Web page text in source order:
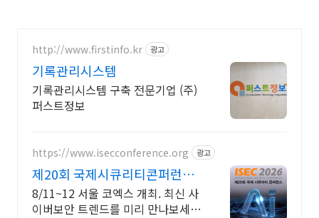
http://www.firstinfo.kr 광고
기록관리시스템
기록관리시스템 구축 전문기업 (주)
퍼스트정보
https://www.isecconference.org 광고
제20회 국제시큐리티콘퍼런스
ISEC 2026
8/11~12 서울 코엑스 개최. 최신 사
이버보안 트렌드를 미리 만나보세